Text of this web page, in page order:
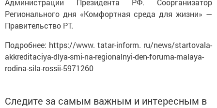
Администрации Президента РФ. Соорганизатор
Регионального дня «Комфортная среда для жизни» —
Правительство РТ.
Подробнее: https://www. tatar-inform. ru/news/startovala-
akkreditaciya-dlya-smi-na-regionalnyi-den-foruma-malaya-
rodina-sila-rossii-5971260
Следите за самым важным и интересным в